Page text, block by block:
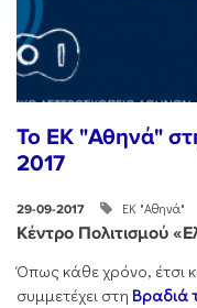
To ΕK "Αθηνά"
2017
29-09-2017 ΕΚ "Αθηνά"
Κέντρο Πολιτισμού
Όπως κάθε χρόνο, έτσι
συμμετέχει στη Βραδιά